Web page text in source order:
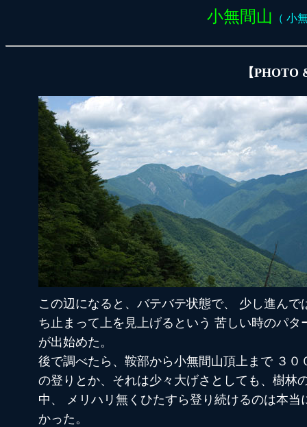
小無間山 （ 小
【
この辺になると、バテバテ状態で、 少し進んで
ち止まって上を見上げるという 苦しい時のパタ
が出始めた。
後で調べたら、鞍部から小無間山頂上まで ３０
の登りとか、それは少々大げさとしても、樹林
中、 メリハリ無くひたすら登り続けるのは本当
かった。